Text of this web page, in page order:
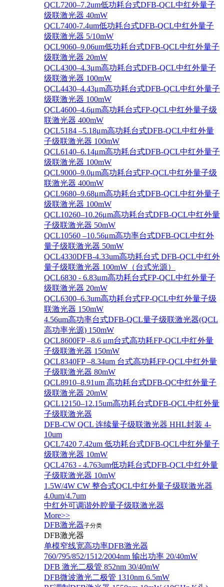
QCL7200–7.2um低功耗台式DFB-QCL中红外量子
级联激光器 40mW
QCL7400-7.4um低功耗台式DFB-QCL中红外量子
级联激光器 5/10mW
QCL9060–9.06um低功耗台式DFB-QCL中红外量子
级联激光器 20mW
QCL4300–4.3μm高功耗台式DFB-QCL中红外量子
级联激光器 100mW
QCL4430–4.43μm高功耗台式DFB-QCL中红外量子
级联激光器 100mW
QCL4600–4.6μm高功耗台式FP-QCL中红外量子级
联激光器 400mW
QCL5184 –5.18μm高功耗台式DFB-QCL中红外量
子级联激光器 100mW
QCL6140–6.14μm高功耗台式DFB-QCL中红外量子
级联激光器 100mW
QCL9000–9.0μm高功耗台式FP-QCL中红外量子级
联激光器 400mW
QCL9680–9.68μm高功耗台式DFB-QCL中红外量子
级联激光器 100mW
QCL10260–10.26μm高功耗台式DFB-QCL中红外量
子级联激光器 50mW
QCL10560 –10.56μm高功率台式DFB-QCL中红外
量子级联激光器 50mW
QCL4330DFB-4.33um高功耗台式 DFB-QCL中红外
量子级联激光器 100mW（台式光源）
QCL6830 - 6.83μm高功耗台式FP-QCL中红外量子
级联激光器 20mW
QCL6300–6.3um高功耗台式FP-QCL中红外量子级
联激光器 150mW
4.56um高功率台式DFB-QCL量子级联激光器(QCL
高功率光源) 150mW
QCL8600FP –8.6 μm台式高功耗FP-QCL中红外量
子级联激光器 150mW
QCL8340FP –8.34um 台式高功耗FP-QCL中红外量
子级联激光器 80mW
QCL8910–8.91um 高功耗台式DFB-QC中红外量子
级联激光器 20mW
QCL12150–12.15um高功耗台式DFB-QCL中红外量
子级联激光器
DFB-CW QCL 连续量子级联激光器 HHL封装 4-
10um
QCL7420 7.42um 低功耗台式DFB-QCL中红外量子
级联激光器 10mW
QCL4763 - 4.763um低功耗台式DFB-QCL中红外量
子级联激光器 10mW
1.5W/4W CW 整合式QCL中红外量子级联激光器
4.0um/4.7um
中红外可调谐外腔量子级联激光器
More>>
DFB激光器子分类
DFB激光器
单模窄线宽高功率DFB激光器
760/795/852/1512/2004nm 输出功率 20/40mW
DFB 激光二极管 852nm 30/40mW
DFB微波激光二极管 1310nm 6.5mW